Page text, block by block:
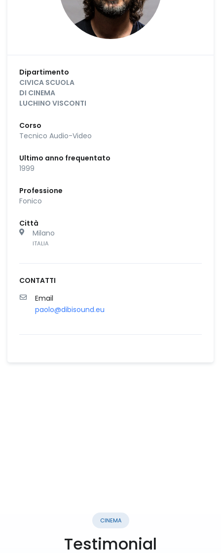
Dipartimento
CIVICA SCUOLA
DI CINEMA
LUCHINO VISCONTI
Corso
Tecnico Audio-Video
Ultimo anno frequentato
1999
Professione
Fonico
Città
Milano
ITALIA
CONTATTI
Email
paolo@dibisound.eu
CINEMA
Testimonial